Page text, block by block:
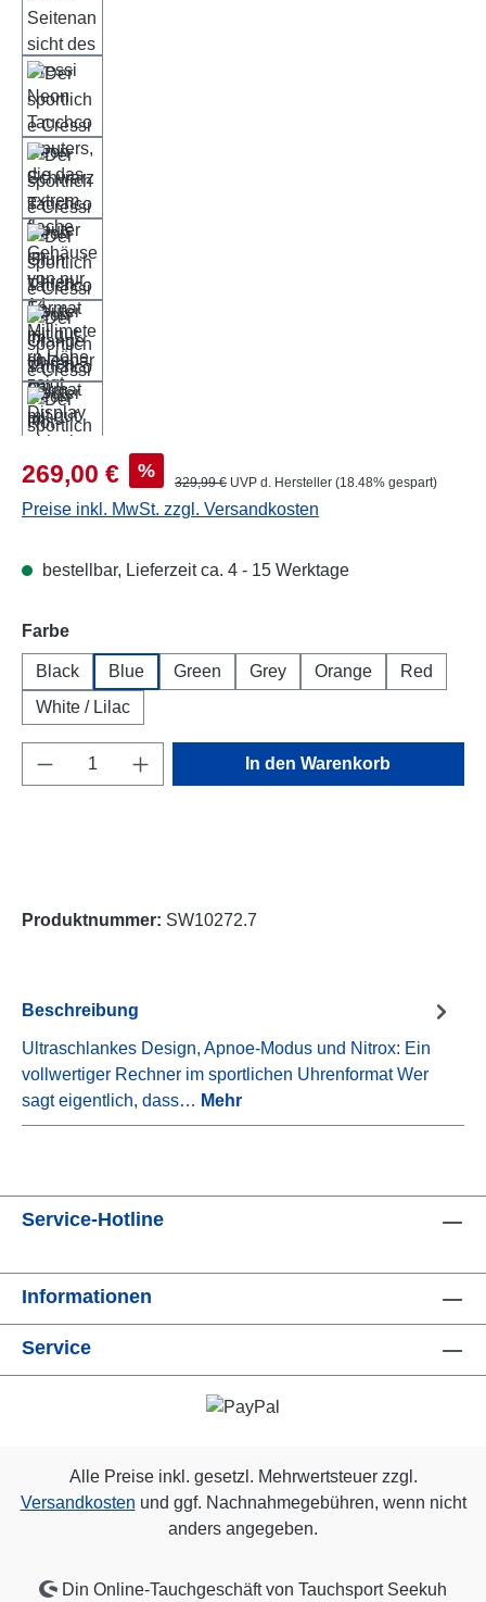
Verkaufspreis:
269,00 € % Regulärer Preis:
329,99 € UVP d. Hersteller (18.48% gespart)
Preise inkl. MwSt. zzgl. Versandkosten
bestellbar, Lieferzeit ca. 4 - 15 Werktage
Farbeauswählen
Black Blue Green Grey Orange
Red
White / Lilac
Produkt Anzahl: Gib den gewünschten
In den Warenkorb
Produktnummer: SW10272.7
Beschreibung
Ultraschlankes Design, Apnoe-Modus und Nitrox: Ein
vollwertiger Rechner im sportlichen Uhrenformat Wer
sagt eigentlich, dass… Mehr
Service-Hotline
Informationen
Service
Alle Preise inkl. gesetzl. Mehrwertsteuer zzgl.
Versandkosten und ggf. Nachnahmegebühren, wenn nicht
anders angegeben.
Din Online-Tauchgeschäft von Tauchsport Seekuh